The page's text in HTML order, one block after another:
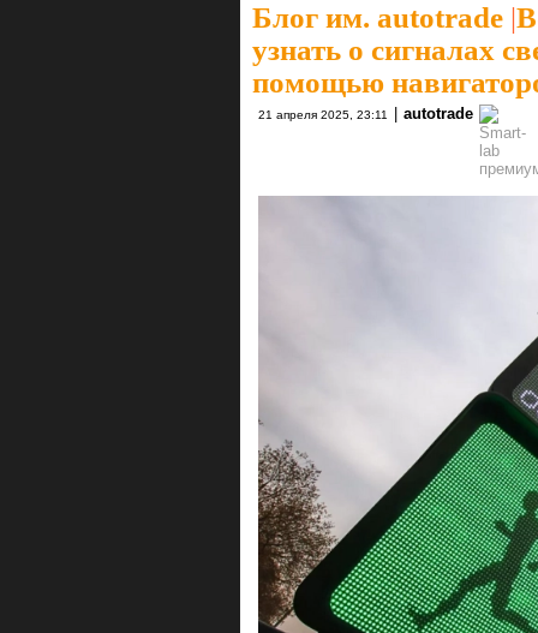
Блог им. autotrade |
узнать о сигналах
помощью
21 апреля 2025, 23:11 autotrade